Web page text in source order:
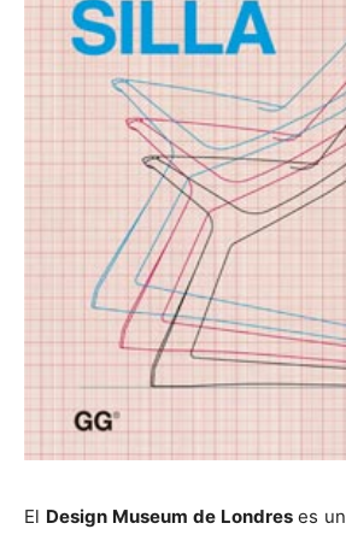
El Design Museum de Londreses